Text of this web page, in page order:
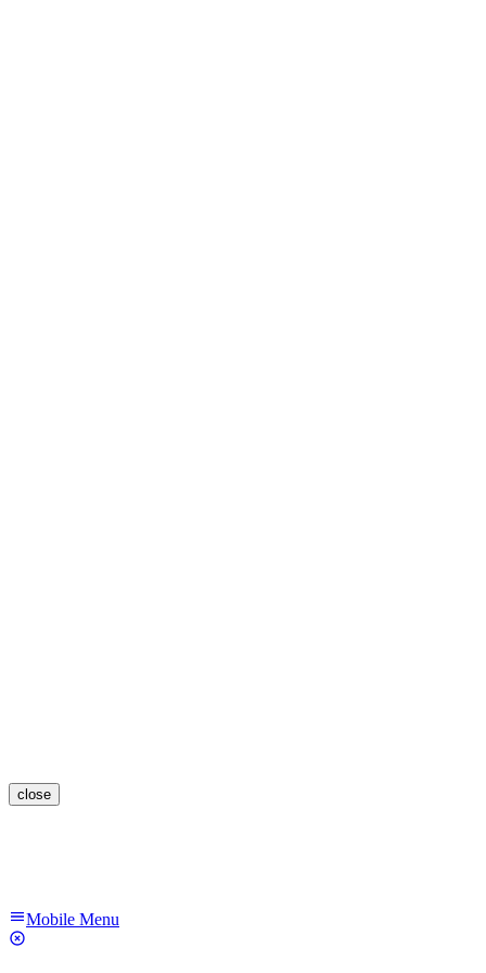
close
Mobile Menu